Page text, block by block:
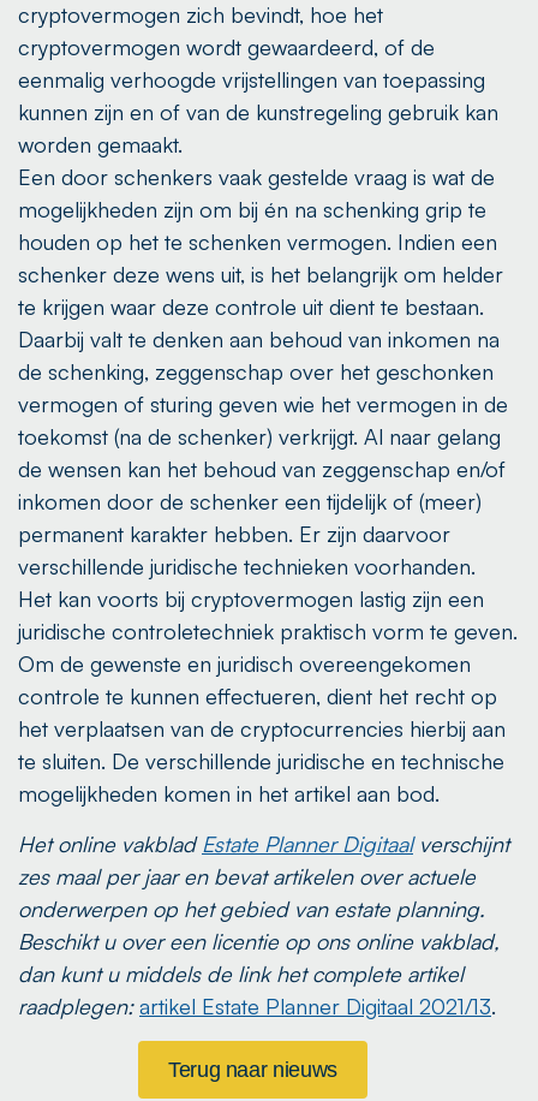
cryptovermogen zich bevindt, hoe het
cryptovermogen wordt gewaardeerd, of de
eenmalig verhoogde vrijstellingen van toepassing
kunnen zijn en of van de kunstregeling gebruik kan
worden gemaakt.
Een door schenkers vaak gestelde vraag is wat de
mogelijkheden zijn om bij én na schenking grip te
houden op het te schenken vermogen. Indien een
schenker deze wens uit, is het belangrijk om helder
te krijgen waar deze controle uit dient te bestaan.
Daarbij valt te denken aan behoud van inkomen na
de schenking, zeggenschap over het geschonken
vermogen of sturing geven wie het vermogen in de
toekomst (na de schenker) verkrijgt. Al naar gelang
de wensen kan het behoud van zeggenschap en/of
inkomen door de schenker een tijdelijk of (meer)
permanent karakter hebben. Er zijn daarvoor
verschillende juridische technieken voorhanden.
Het kan voorts bij cryptovermogen lastig zijn een
juridische controletechniek praktisch vorm te geven.
Om de gewenste en juridisch overeengekomen
controle te kunnen effectueren, dient het recht op
het verplaatsen van de cryptocurrencies hierbij aan
te sluiten. De verschillende juridische en technische
mogelijkheden komen in het artikel aan bod.
Het online vakblad Estate Planner Digitaalverschijnt
zes maal per jaar en bevat artikelen over actuele
onderwerpen op het gebied van estate planning.
Beschikt u over een licentie op ons online vakblad,
dan kunt u middels de link het complete artikel
raadplegen:artikel Estate Planner Digitaal 2021/13.
Terug naar nieuws